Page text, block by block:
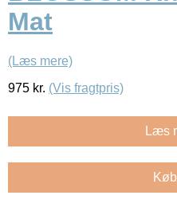
Mat
(Læs mere)
975 kr. (Vis fragtpris)
Læs